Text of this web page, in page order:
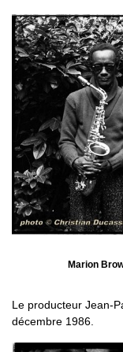
Marion
Le producteur Jean-
décembre 1986.